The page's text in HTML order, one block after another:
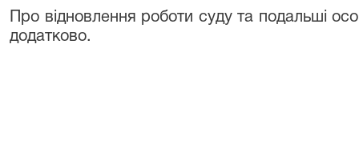
Про відновлення роботи суду та подальші
додатково.